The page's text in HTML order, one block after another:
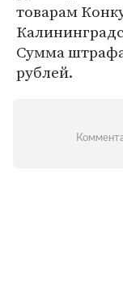
товарам
Сумма
рублей.